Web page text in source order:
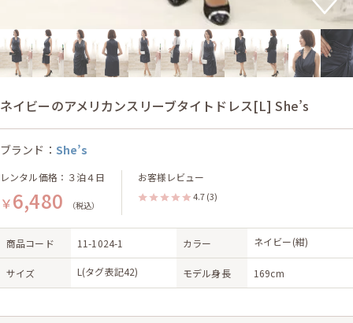
ネイビーのアメリカンスリーブタイトドレス[L] She’s
ブランド： She’s
レンタル価格：３泊４日
￥6,480 （税込）
お客様レビュー
4.7 (3)
商品コード 11-1024-1 カラー ネイビー(紺)
サイズ L(タグ表記42) モデル身長 169cm